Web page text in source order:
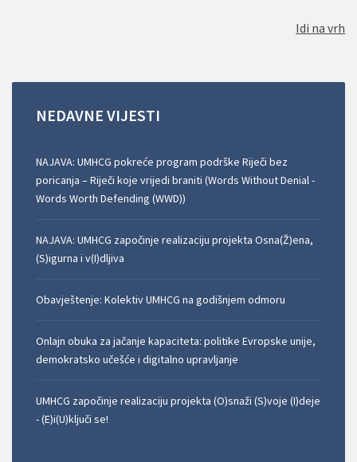
Idi na vrh
NEDAVNE VIJESTI
NAJAVA: UMHCG pokreće program podrške Riječi bez
poricanja – Riječi koje vrijedi braniti (Words Without Denial -
Words Worth Defending (WWD))
NAJAVA: UMHCG započinje realizaciju projekta Osna(Ž)ena,
(S)igurna i v(I)dljiva
Obavještenje: Kolektiv UMHCG na godišnjem odmoru
Onlajn obuka za jačanje kapaciteta: politike Evropske unije,
demokratsko učešće i digitalno upravljanje
UMHCG započinje realizaciju projekta (O)snaži (S)voje (I)deje
- (E)i(U)ključi se!